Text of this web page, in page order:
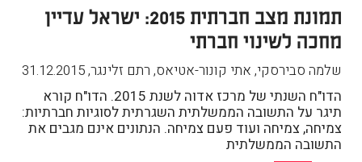
תמונת מצב חברתית 2015: ישראל עדיין
מחכה לשינוי חברתי
שלמה סבירסקי, אתי קונור-אטיאס, רתם זלינגר,
31.12.2015
הדו"ח השנתי של מרכז אדוה לשנת 2015. הדו"ח קורא
תיגר על התשובה הממשלתית השגרתית לסוגיות חברתיות:
צמיחה, צמיחה ועוד פעם צמיחה. הנתונים אינם מגבים את
התשובה הממשלתית